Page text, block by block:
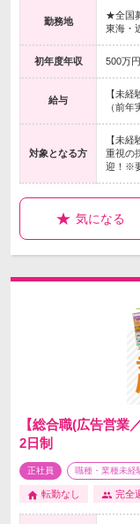
勤務地
★全国
東海・
初年度年収 500万
給与
【未
（前
対象となる方
【未
重視の
迎！※
気になる
【総合職(広告営
2日制
正社員 職種・業種未経
転勤なし 完全